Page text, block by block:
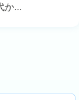
から
う
ニ
。